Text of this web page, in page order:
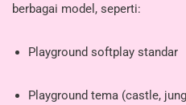
berbagai model, seperti:
Playground softplay standar
Playground tema (castle,